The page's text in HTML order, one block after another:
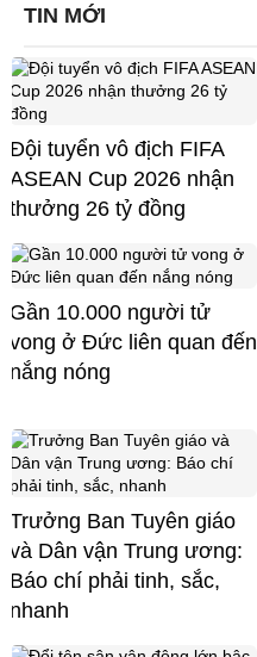
TIN MỚI
Đội tuyển vô địch FIFA
ASEAN Cup 2026 nhận
thưởng 26 tỷ đồng
Gần 10.000 người tử
vong ở Đức liên quan đến
nắng nóng
Trưởng Ban Tuyên giáo
và Dân vận Trung ương:
Báo chí phải tinh, sắc,
nhanh